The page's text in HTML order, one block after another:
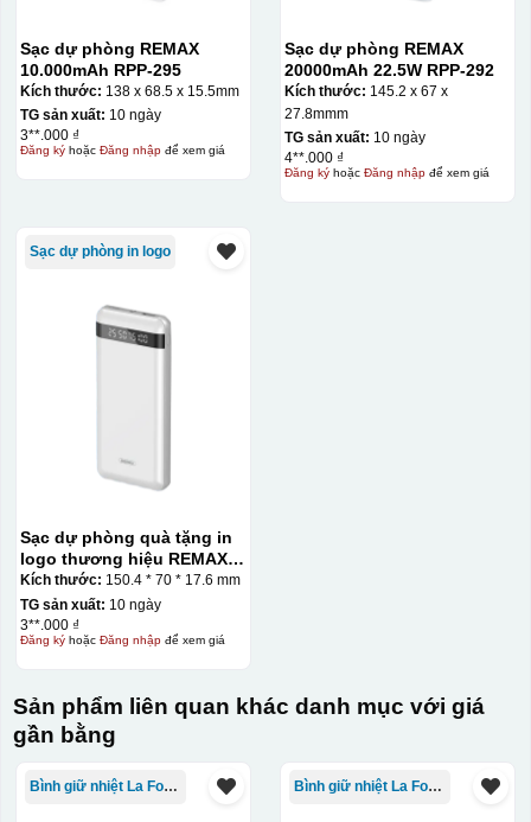
Sạc dự phòng REMAX
10.000mAh RPP-295
Kích thước: 138 x 68.5 x 15.5mm
TG sản xuất: 10 ngày
3**.000 ₫
Đăng kýhoặc Đăng nhậpđể xem giá
Sạc dự phòng REMAX
20000mAh 22.5W RPP-292
Kích thước: 145.2 x 67 x
27.8mmm
TG sản xuất: 10 ngày
4**.000 ₫
Đăng kýhoặc Đăng nhậpđể xem giá
Sạc dự phòng in logo
Sạc dự phòng quà tặng in
logo thương hiệu REMAX
10.000mAh KQ-SDP17
Kích thước: 150.4 * 70 * 17.6 mm
TG sản xuất: 10 ngày
3**.000 ₫
Đăng kýhoặc Đăng nhậpđể xem giá
Sản phẩm liên quan khác danh mục với giá
gần bằng
Bình giữ nhiệt La Fonte Bình giữ nhiệt La Fonte